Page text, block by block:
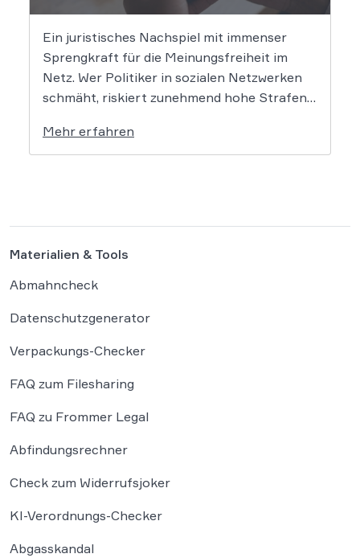
Ein juristisches Nachspiel mit immenser
Sprengkraft für die Meinungsfreiheit im
Netz. Wer Politiker in sozialen Netzwerken
schmäht, riskiert zunehmend hohe Strafen.
einen Facebook-Nutzer eine empfindliche
Geldstrafe verhängt, weil dieser den
Mehr erfahren
Materialien & Tools
Abmahncheck
Datenschutzgenerator
Verpackungs-Checker
FAQ zum Filesharing
FAQ zu Frommer Legal
Abfindungsrechner
Check zum Widerrufsjoker
KI-Verordnungs-Checker
Abgasskandal